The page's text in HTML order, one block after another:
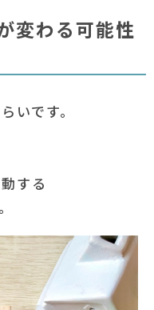
変わる可能性
いです。
する